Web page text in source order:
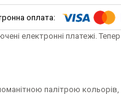
електронні платежі.
палітрою